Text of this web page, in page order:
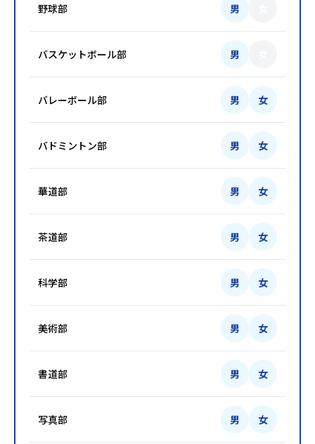
野球部 男
バスケットボール部 男
バレーボール部 男 女
バドミントン部 男 女
華道部 男 女
茶道部 男 女
科学部 男 女
美術部 男 女
書道部 男 女
写真部 男 女